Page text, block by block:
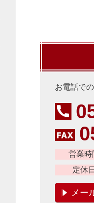
お電話で
営業時
定休
メー